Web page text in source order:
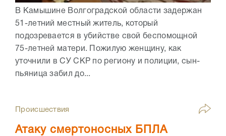
В Камышине Волгоградской области задержан
51-летний местный житель, который
подозревается в убийстве свой беспомощной
75-летней матери. Пожилую женщину, как
уточнили в СУ СКР по региону и полиции, сын-
пьяница забил до...
Происшествия
Атаку смертоносных БПЛА